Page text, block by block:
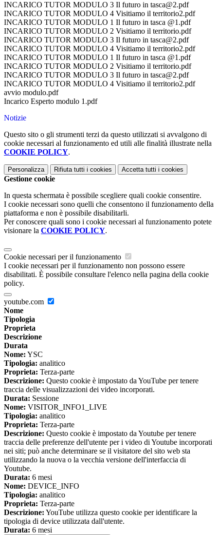
INCARICO TUTOR MODULO 3 Il futuro in tasca@2.pdf
INCARICO TUTOR MODULO 4 Visitiamo il territorio2.pdf
INCARICO TUTOR MODULO 1 Il futuro in tasca @1.pdf
INCARICO TUTOR MODULO 2 Visitiamo il territorio.pdf
INCARICO TUTOR MODULO 3 Il futuro in tasca@2.pdf
INCARICO TUTOR MODULO 4 Visitiamo il territorio2.pdf
INCARICO TUTOR MODULO 1 Il futuro in tasca @1.pdf
INCARICO TUTOR MODULO 2 Visitiamo il territorio.pdf
INCARICO TUTOR MODULO 3 Il futuro in tasca@2.pdf
INCARICO TUTOR MODULO 4 Visitiamo il territorio2.pdf
avvio modulo.pdf
Incarico Esperto modulo 1.pdf
Notizie
Questo sito o gli strumenti terzi da questo utilizzati si avvalgono di
cookie necessari al funzionamento ed utili alle finalità illustrate nella
COOKIE POLICY.
Personalizza Rifiuta tutti i cookies Accetta tutti i cookies
Gestione cookie
In questa schermata è possibile scegliere quali cookie consentire.
I cookie necessari sono quelli che consentono il funzionamento della
piattaforma e non è possibile disabilitarli.
Per conoscere quali sono i cookie necessari al funzionamento potete
visionare la COOKIE POLICY.
Cookie necessari per il funzionamento
I cookie necessari per il funzionamento non possono essere
disabilitati. È possibile consultare l'elenco nella pagina della cookie
policy.
youtube.com
Nome
Tipologia
Proprieta
Descrizione
Durata
Nome: YSC
Tipologia: analitico
Proprieta: Terza-parte
Descrizione: Questo cookie è impostato da YouTube per tenere
traccia delle visualizzazioni dei video incorporati.
Durata: Sessione
Nome: VISITOR_INFO1_LIVE
Tipologia: analitico
Proprieta: Terza-parte
Descrizione: Questo cookie è impostato da Youtube per tenere
traccia delle preferenze dell'utente per i video di Youtube incorporati
nei siti; può anche determinare se il visitatore del sito web sta
utilizzando la nuova o la vecchia versione dell'interfaccia di
Youtube.
Durata: 6 mesi
Nome: DEVICE_INFO
Tipologia: analitico
Proprieta: Terza-parte
Descrizione: YouTube utilizza questo cookie per identificare la
tipologia di device utilizzata dall'utente.
Durata: 6 mesi